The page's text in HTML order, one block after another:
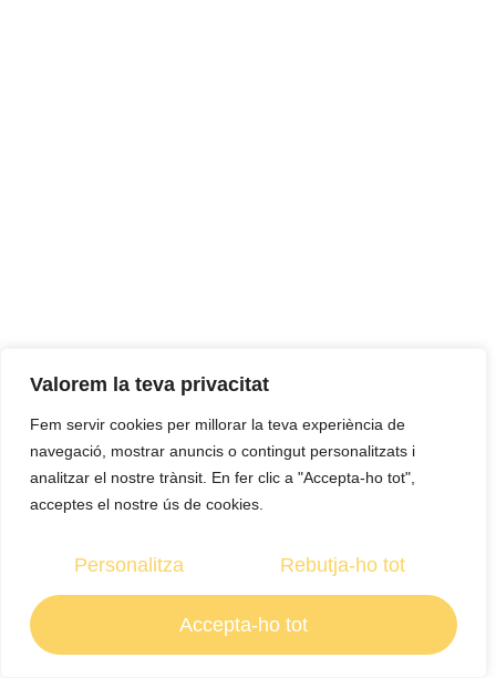
Valorem la teva privacitat
Fem servir cookies per millorar la teva experiència de
navegació, mostrar anuncis o contingut personalitzats i
analitzar el nostre trànsit. En fer clic a "Accepta-ho tot",
acceptes el nostre ús de cookies.
Personalitza Rebutja-ho tot
Accepta-ho tot